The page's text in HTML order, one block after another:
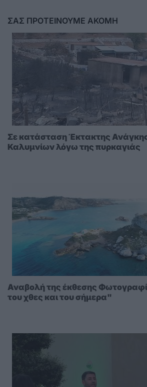
ΣΑΣ ΠΡΟΤΕΙΝΟΥΜΕ ΑΚΟΜΗ
Σε κατάσταση Έκτακτης
Καλυμνίων λόγω της πυρκαγιάς
Αναβολή της έκθεσης
του χθες και του σήμερα"